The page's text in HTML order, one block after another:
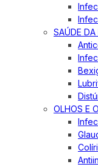
SAÚDE DA
OLHOS E